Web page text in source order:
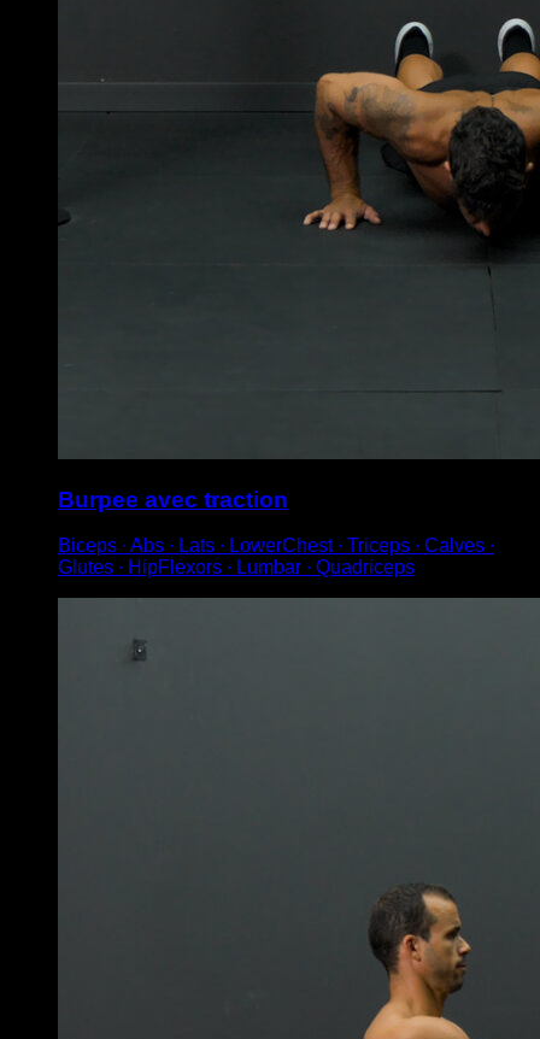
Burpee avec traction
Biceps ∙ Abs ∙ Lats ∙ LowerChest ∙ Triceps ∙ Calves ∙
Glutes ∙ HipFlexors ∙ Lumbar ∙ Quadriceps